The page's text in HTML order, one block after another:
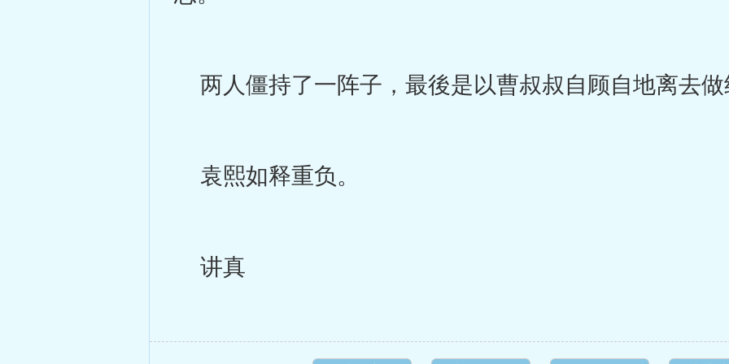
两人僵持了一阵子，最後是以曹叔叔自顾自地离去
袁熙如释重负。
讲真